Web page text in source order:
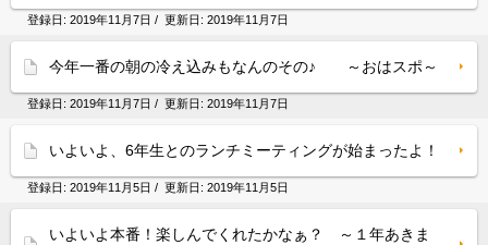
登録日: 2019年11月7日 / 更新日: 2019年11月7日
今年一番の朝の冷え込みもなんのその♪ ～おはスポ～
登録日: 2019年11月7日 / 更新日: 2019年11月7日
いよいよ、6年生とのランチミーティングが始まったよ！
登録日: 2019年11月5日 / 更新日: 2019年11月5日
いよいよ本番！楽しんでくれたかなぁ？ ～１年あきま